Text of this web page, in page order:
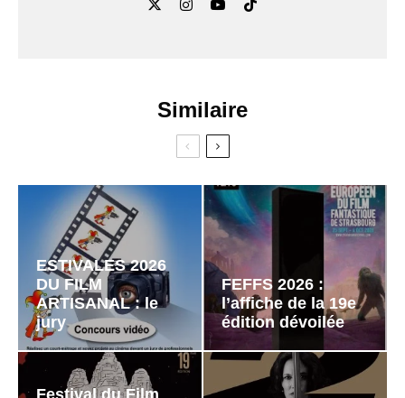
Similaire
ESTIVALES 2026
DU FILM
ARTISANAL : le
jury
FEFFS 2026 :
l’affiche de la 19e
édition dévoilée
Festival du Film